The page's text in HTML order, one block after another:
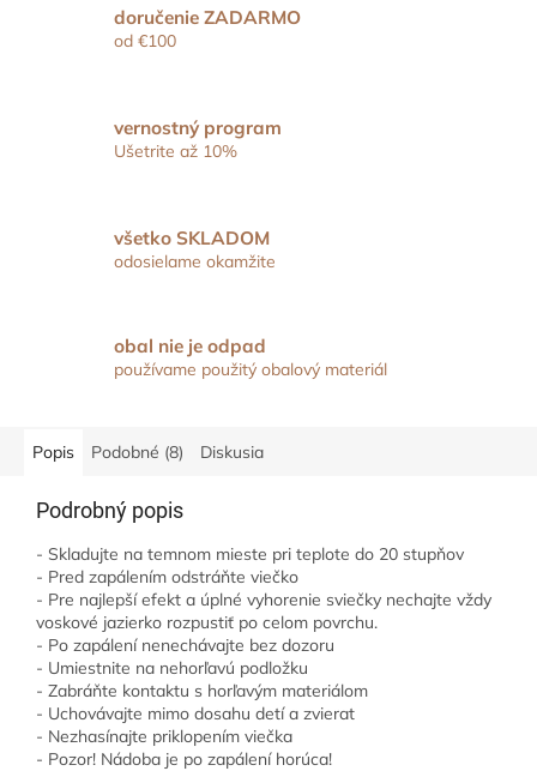
doručenie ZADARMO
od €100
vernostný program
Ušetrite až 10%
všetko SKLADOM
odosielame okamžite
obal nie je odpad
používame použitý obalový materiál
Popis Podobné (8) Diskusia
Podrobný popis
- Skladujte na temnom mieste pri teplote do 20 stupňov
- Pred zapálením odstráňte viečko
- Pre najlepší efekt a úplné vyhorenie sviečky nechajte vždy
voskové jazierko rozpustiť po celom povrchu.
- Po zapálení nenechávajte bez dozoru
- Umiestnite na nehorľavú podložku
- Zabráňte kontaktu s horľavým materiálom
- Uchovávajte mimo dosahu detí a zvierat
- Nezhasínajte priklopením viečka
- Pozor! Nádoba je po zapálení horúca!